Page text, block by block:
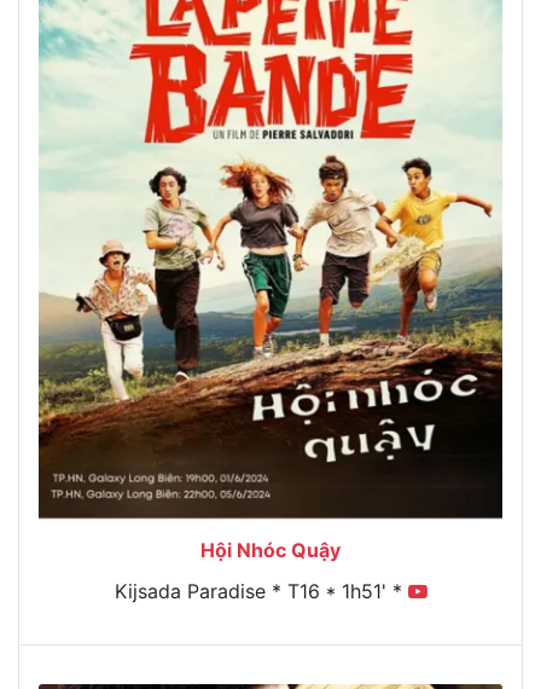
Hội Nhóc Quậy
Kijsada Paradise * T16 * 1h51' *